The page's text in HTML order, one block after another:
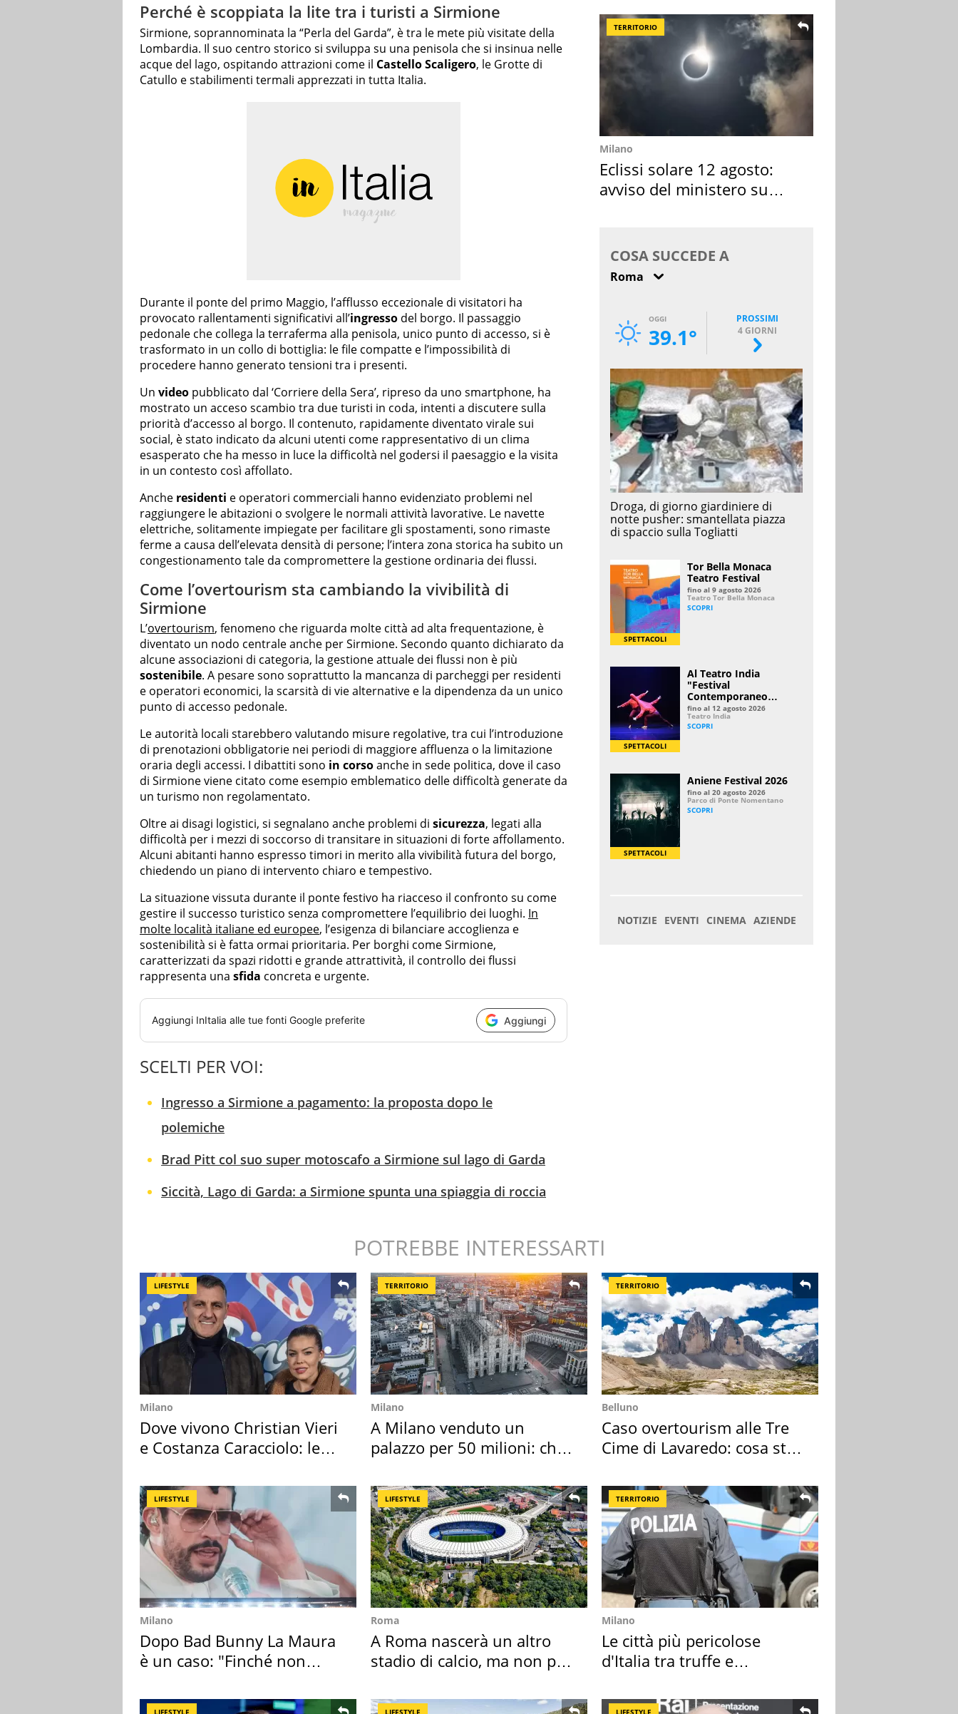
Perché è scoppiata la lite tra i turisti a Sirmione
Sirmione, soprannominata la “Perla del Garda”, è tra le mete più visitate della
Lombardia. Il suo centro storico si sviluppa su una penisola che si insinua nelle
acque del lago, ospitando attrazioni come il Castello Scaligero, le Grotte di
Catullo e stabilimenti termali apprezzati in tutta Italia.
Durante il ponte del primo Maggio, l’afflusso eccezionale di visitatori ha
provocato rallentamenti significativi all’ingresso del borgo. Il passaggio
pedonale che collega la terraferma alla penisola, unico punto di accesso, si è
trasformato in un collo di bottiglia: le file compatte e l’impossibilità di
procedere hanno generato tensioni tra i presenti.
Un video pubblicato dal ‘Corriere della Sera’, ripreso da uno smartphone, ha
mostrato un acceso scambio tra due turisti in coda, intenti a discutere sulla
priorità d’accesso al borgo. Il contenuto, rapidamente diventato virale sui
social, è stato indicato da alcuni utenti come rappresentativo di un clima
esasperato che ha messo in luce la difficoltà nel godersi il paesaggio e la visita
in un contesto così affollato.
Anche residenti e operatori commerciali hanno evidenziato problemi nel
raggiungere le abitazioni o svolgere le normali attività lavorative. Le navette
elettriche, solitamente impiegate per facilitare gli spostamenti, sono rimaste
ferme a causa dell’elevata densità di persone; l’intera zona storica ha subito un
congestionamento tale da compromettere la gestione ordinaria dei flussi.
Come l’overtourism sta cambiando la vivibilità di
Sirmione
L’overtourism, fenomeno che riguarda molte città ad alta frequentazione, è
diventato un nodo centrale anche per Sirmione. Secondo quanto dichiarato da
alcune associazioni di categoria, la gestione attuale dei flussi non è più
sostenibile. A pesare sono soprattutto la mancanza di parcheggi per residenti
e operatori economici, la scarsità di vie alternative e la dipendenza da un unico
punto di accesso pedonale.
Le autorità locali starebbero valutando misure regolative, tra cui l’introduzione
di prenotazioni obbligatorie nei periodi di maggiore affluenza o la limitazione
oraria degli accessi. I dibattiti sono in corsoanche in sede politica, dove il caso
di Sirmione viene citato come esempio emblematico delle difficoltà generate da
un turismo non regolamentato.
Oltre ai disagi logistici, si segnalano anche problemi di sicurezza, legati alla
difficoltà per i mezzi di soccorso di transitare in situazioni di forte affollamento.
Alcuni abitanti hanno espresso timori in merito alla vivibilità futura del borgo,
chiedendo un piano di intervento chiaro e tempestivo.
La situazione vissuta durante il ponte festivo ha riacceso il confronto su come
gestire il successo turistico senza compromettere l’equilibrio dei luoghi. In
molte località italiane ed europee, l’esigenza di bilanciare accoglienza e
sostenibilità si è fatta ormai prioritaria. Per borghi come Sirmione,
caratterizzati da spazi ridotti e grande attrattività, il controllo dei flussi
rappresenta una sfida concreta e urgente.
Aggiungi InItalia alle tue fonti Google preferite Aggiungi
SCELTI PER VOI:
Ingresso a Sirmione a pagamento: la proposta dopo le
polemiche
Brad Pitt col suo super motoscafo a Sirmione sul lago di Garda
Siccità, Lago di Garda: a Sirmione spunta una spiaggia di roccia
TERRITORIO
Milano
Eclissi solare 12 agosto:
avviso del ministero su
POTREBBE INTERESSARTI
LIFESTYLE
Milano
Dove vivono Christian Vieri
e Costanza Caracciolo: le
TERRITORIO
Milano
A Milano venduto un
palazzo per 50 milioni: chi
TERRITORIO
Belluno
Caso overtourism alle Tre
Cime di Lavaredo: cosa sta
LIFESTYLE
Milano
Dopo Bad Bunny La Maura
è un caso: "Finché non
LIFESTYLE
Roma
A Roma nascerà un altro
stadio di calcio, ma non per
TERRITORIO
Milano
Le città più pericolose
d'Italia tra truffe e